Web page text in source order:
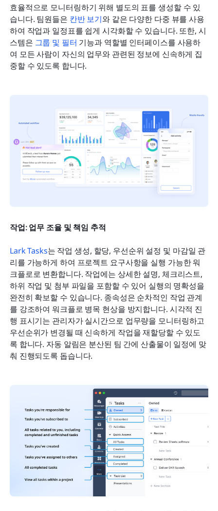
효율적으로 모니터링하기 위해 별도의 표를 생성할 수 있
습니다. 팀원들은 칸반 보기와 같은 다양한 다중 뷰를 사용
하여 작업과 일정표를 쉽게 시각화할 수 있습니다. 또한, 시
스템은 그룹 및 필터 기능과 역할별 인터페이스를 사용하
여 모든 사람이 자신의 업무와 관련된 정보에 신속하게 집
중할 수 있도록 합니다.
작업: 업무 조율 및 책임 추적
Lark Tasks는 작업 생성, 할당, 우선순위 설정 및 마감일 관
리를 가능하게 하여 프로젝트 요구사항을 실행 가능한 워
크플로로 변환합니다. 작업에는 상세한 설명, 체크리스트,
하위 작업 및 첨부 파일을 포함할 수 있어 실행의 명확성을
완전히 확보할 수 있습니다. 종속성은 순차적인 작업 관계
를 강조하여 워크플로 병목 현상을 방지합니다. 시각적 진
행 표시기는 관리자가 실시간으로 업무량을 모니터링하고
우선순위가 변경될 때 신속하게 작업을 재할당할 수 있도
록 합니다. 자동 알림은 분산된 팀 간에 산출물이 일정에 맞
춰 진행되도록 돕습니다.